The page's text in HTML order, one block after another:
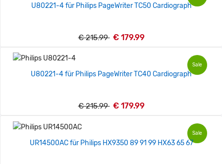
U80221-4 für Philips PageWriter TC50 Cardiograph
€ 215.99 € 179.99
Sale
U80221-4 für Philips PageWriter TC40 Cardiograph
€ 215.99 € 179.99
Sale
UR14500AC für Philips HX9350 89 91 99 HX63 65 67